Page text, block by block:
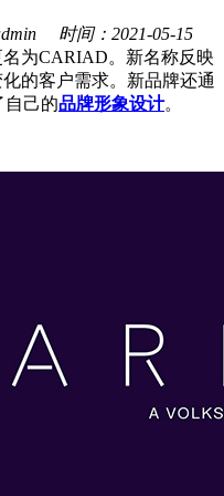
时间：2021-05-15
为CARIAD。新名称反映
的客户需求。新品牌还通
自己的品牌形象设计。